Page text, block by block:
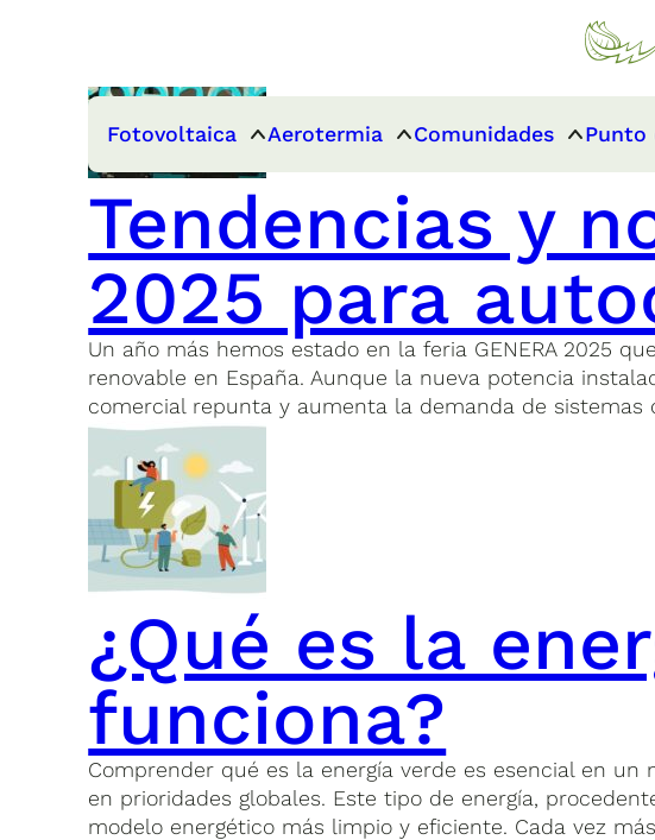
Fotovoltaica Aerotermia Comunidades Punto
Tendencias y
2025 para
Un año más hemos estado en la feria GENERA 2025
renovable en España. Aunque la nueva potencia
comercial repunta y aumenta la demanda de sistemas
¿Qué es la
funciona?
Comprender qué es la energía verde es esencial en
en prioridades globales. Este tipo de energía,
modelo energético más limpio y eficiente. Cada vez